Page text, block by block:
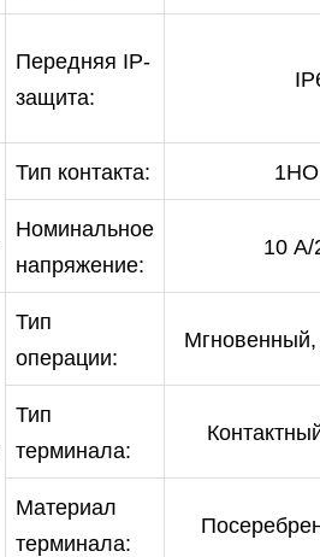
Передняя IP-
защита:
Тип контакта:
Номинальное
напряжение:
10 А/
Тип
операции:
Тип
терминала:
Материал
терминала: